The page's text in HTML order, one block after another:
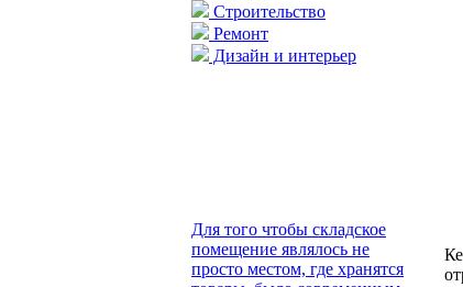
Строительство
Ремонт
Дизайн и интерьер
Для того чтобы складское
помещение являлось не
просто местом, где хранятся